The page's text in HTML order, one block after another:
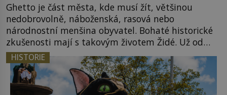
Ghetto je část města, kde musí žít, většinou
nedobrovolně, náboženská, rasová nebo
národnostní menšina obyvatel. Bohaté historické
zkušenosti mají s takovým životem Židé. Už od
středověku jsou totiž v každou chvíli nuceni v
nějakém žít. Mezi ty nejslavnější patří i římské
ghetto založené v roce 1555. Pokud jde o vztah
k Židům, nemá se Řím čím chlubit. […]
HISTORIE